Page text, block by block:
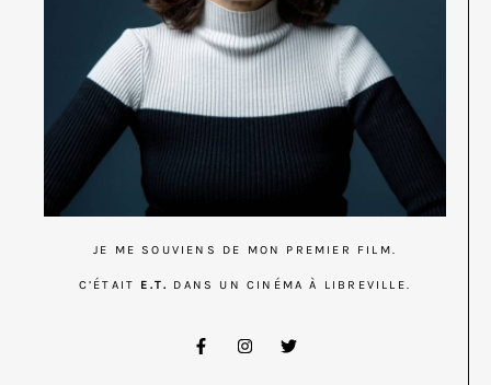
JE ME SOUVIENS DE MON PREMIER FILM.
C’ÉTAIT E.T. DANS UN CINÉMA À LIBREVILLE.